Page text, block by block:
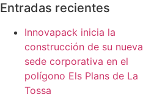
Entradas recientes
Innovapack inicia la
construcción de su nueva
sede corporativa en el
polígono Els Plans de La
Tossa